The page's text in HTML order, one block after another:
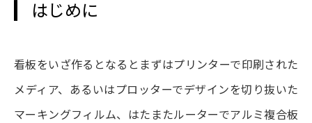
はじめに
看板をいざ作るとなるとまずはプリンターで印刷された
メディア、あるいはプロッターでデザインを切り抜いた
マーキングフィルム、はたまたルーターでアルミ複合板